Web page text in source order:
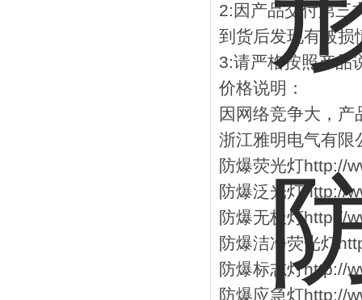
2: 因产品交付第三
到货后发现有破损
3:请严格按照产品
价格说明：
因网络竞争大，
浙江雅明电气有限
防爆荧光灯http://
防爆泛光灯http://
防爆无极灯http://
防爆洁净荧光灯
防爆标志灯http://
防爆应急灯http://